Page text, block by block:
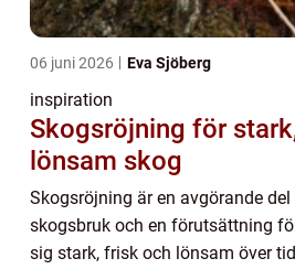
06 juni 2026 Eva Sjöberg
inspiration
Skogsröjning för
lönsam skog
Skogsröjning är en avgörande
skogsbruk och en förutsättning
sig stark, frisk och lönsam över